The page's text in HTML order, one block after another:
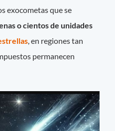
exocometas que se
o cientos de unidades
, en regiones tan
permanecen